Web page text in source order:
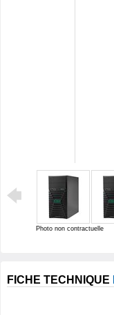
Photo non contractuelle
FICHE TECHNIQUE